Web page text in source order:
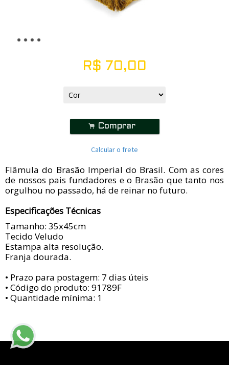
R$ 70,00
. Comprar
Calcular o frete
Flâmula do Brasão Imperial do Brasil. Com as cores
de nossos pais fundadores e o Brasão que tanto nos
orgulhou no passado, há de reinar no futuro.
Especificações Técnicas
Tamanho: 35x45cm
Tecido Veludo
Estampa alta resolução.
Franja dourada.
• Prazo para postagem: 7 dias úteis
• Código do produto: 91789F
• Quantidade mínima: 1